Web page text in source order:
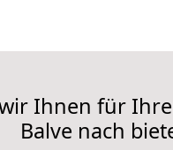
Ihnen für
Balve nach